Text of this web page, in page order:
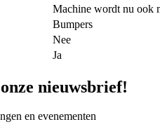
Machine wordt nu ook
Bumpers
Nee
Ja
nieuwsbrief!
en evenementen